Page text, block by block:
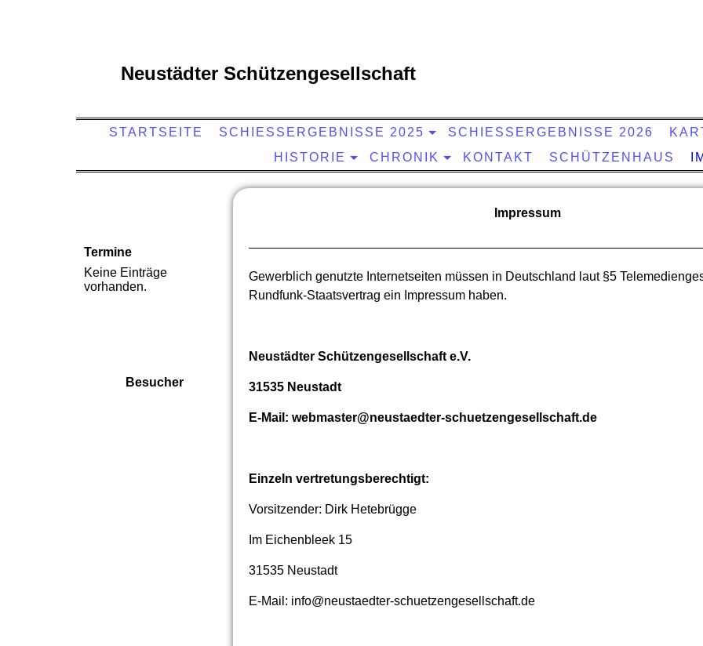
Neustädter Schützengesellschaft
STARTSEITE SCHIESSERGEBNISSE 2025 SCHIESSERGEBNISSE 2026
HISTORIE
CHRONIK KONTAKT SCHÜTZENHAUS
Impressum
Gewerblich genutzte Internetseiten müssen in Deutschland laut §5
Rundfunk-Staatsvertrag ein Impressum haben.
Neustädter Schützengesellschaft e.V.
31535 Neustadt
E-Mail: webmaster@neustaedter-schuetzengesellschaft.de
Einzeln vertretungsberechtigt:
Vorsitzender: Dirk Hetebrügge
Im Eichenbleek 15
31535 Neustadt
E-Mail: info@neustaedter-schuetzengesellschaft.de
Termine
Keine Einträge
vorhanden.
Besucher